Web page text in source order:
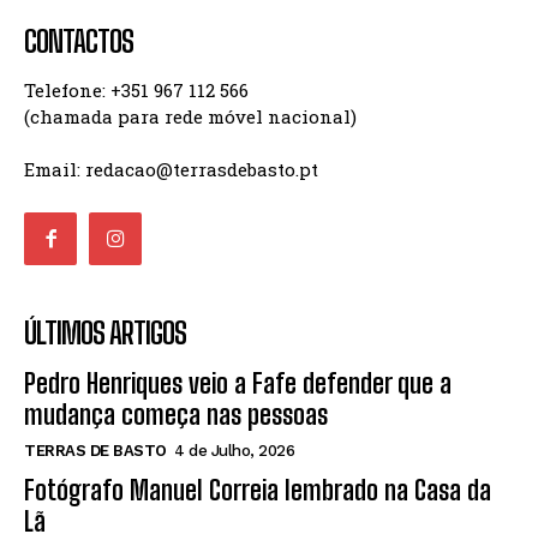
CONTACTOS
Telefone: +351 967 112 566
(chamada para rede móvel nacional)
Email: redacao@terrasdebasto.pt
ÚLTIMOS ARTIGOS
Pedro Henriques veio a Fafe defender que a
mudança começa nas pessoas
TERRAS DE BASTO 4 de Julho, 2026
Fotógrafo Manuel Correia lembrado na Casa da
Lã